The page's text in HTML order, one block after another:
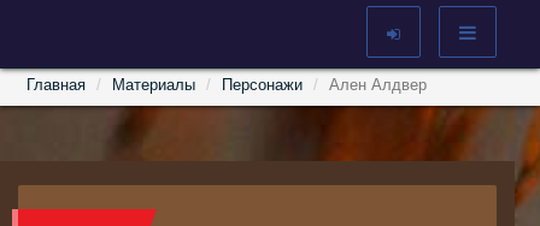
Главная Материалы Персонажи Ален Алдвер